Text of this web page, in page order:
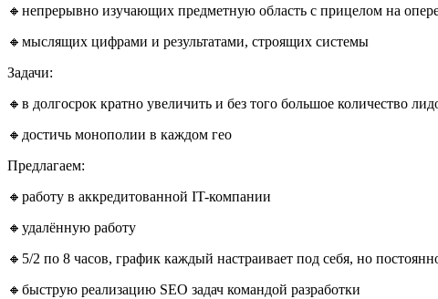
🔸непрерывно изучающих предметную область с прицелом на
🔸мыслящих цифрами и результатами, строящих системы
Задачи:
🔸в долгосрок кратно увеличить и без того большое количество
🔸достичь монополии в каждом гео
Предлагаем:
🔸работу в аккредитованной IT-компании
🔸удалённую работу
🔸5/2 по 8 часов, график каждый настраивает под себя, но
🔸быструю реализацию SEO задач командой разработки